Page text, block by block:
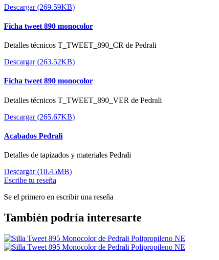
Descargar (269.59KB)
Ficha tweet 890 monocolor
Detalles técnicos T_TWEET_890_CR de Pedrali
Descargar (263.52KB)
Ficha tweet 890 monocolor
Detalles técnicos T_TWEET_890_VER de Pedrali
Descargar (265.67KB)
Acabados Pedrali
Detalles de tapizados y materiales Pedrali
Descargar (10.45MB)
Escribe tu reseña
Se el primero en escribir una reseña
También podría interesarte